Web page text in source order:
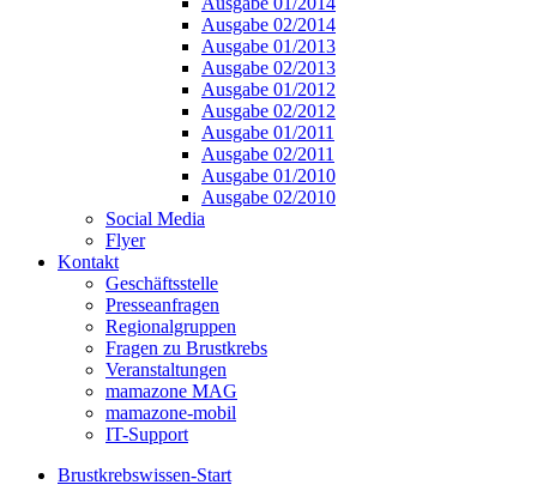
Ausgabe 02/2014
Ausgabe 01/2013
Ausgabe 02/2013
Ausgabe 01/2012
Ausgabe 02/2012
Ausgabe 01/2011
Ausgabe 02/2011
Ausgabe 01/2010
Ausgabe 02/2010
Social Media
Flyer
Kontakt
Geschäftsstelle
Presseanfragen
Regionalgruppen
Fragen zu Brustkrebs
Veranstaltungen
mamazone MAG
mamazone-mobil
IT-Support
Brustkrebswissen-Start